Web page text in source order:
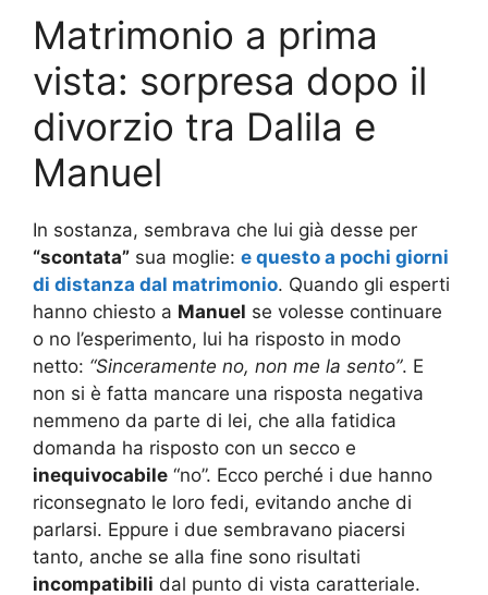
Matrimonio a prima
vista: sorpresa dopo il
divorzio tra Dalila e
Manuel
In sostanza, sembrava che lui già desse per
“scontata” sua moglie: e questo a pochi giorni
di distanza dal matrimonio. Quando gli esperti
hanno chiesto a Manuel se volesse continuare
o no l’esperimento, lui ha risposto in modo
netto: “Sinceramente no, non me la sento”. E
non si è fatta mancare una risposta negativa
nemmeno da parte di lei, che alla fatidica
domanda ha risposto con un secco e
inequivocabile “no”. Ecco perché i due hanno
riconsegnato le loro fedi, evitando anche di
parlarsi. Eppure i due sembravano piacersi
tanto, anche se alla fine sono risultati
incompatibili dal punto di vista caratteriale.